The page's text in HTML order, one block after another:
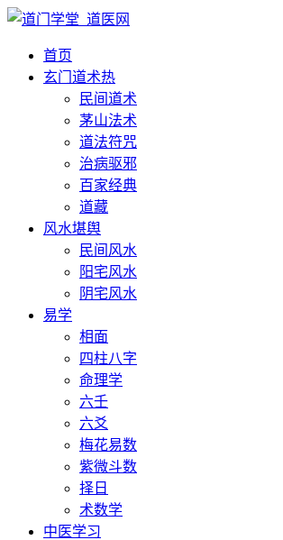
首页
玄门道术热
民间道术
茅山法术
道法符咒
治病驱邪
百家经典
道藏
风水堪舆
民间风水
阳宅风水
阴宅风水
易学
相面
四柱八字
命理学
六壬
六爻
梅花易数
紫微斗数
择日
术数学
中医学习